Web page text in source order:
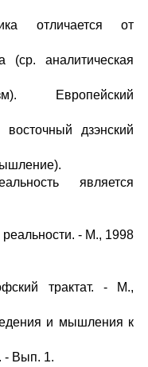
отличается от
(ср. аналитическая
Европейский
дзэнский
является
- М., 1998
трактат. - М.,
и мышления к
- Вып. 1.